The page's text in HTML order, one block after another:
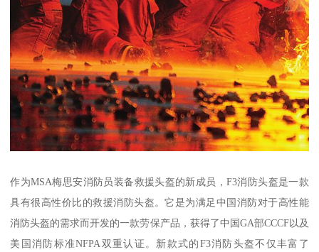
作为MSA梅思安消防员装备救援头盔的新成员，F3消防头盔是一款
具有很高性价比的救援消防头盔。它是为满足中国消防对于高性能
消防头盔的需求而开发的一款劳保产品，获得了中国GA部CCCF以及
美国消防标准NFPA双重认证。新款式的F3消防头盔不仅丰富了